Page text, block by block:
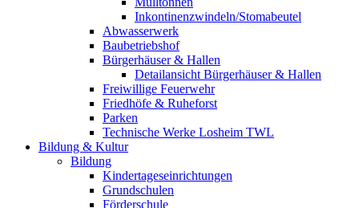
Inkontinenzwindeln/Stomabeutel
Abwasserwerk
Baubetriebshof
Bürgerhäuser & Hallen
Detailansicht Bürgerhäuser & Hallen
Freiwillige Feuerwehr
Friedhöfe & Ruheforst
Parken
Technische Werke Losheim TWL
Bildung & Kultur
Bildung
Kindertageseinrichtungen
Grundschulen
Förderschule